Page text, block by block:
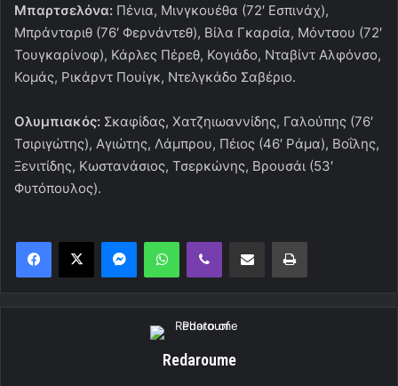
Μπαρτσελόνα: Πένια, Μινγκουέθα (72′ Εσπινάχ),
Μπράνταριθ (76′ Φερνάντεθ), Βίλα Γκαρσία, Μόντσου (72′
Τουγκαρίνοφ), Κάρλες Πέρεθ, Κογιάδο, Νταβίντ Αλφόνσο,
Κομάς, Ρικάρντ Πουίγκ, Ντελγκάδο Σαβέριο.
Ολυμπιακός: Σκαφίδας, Χατζηιωαννίδης, Γαλούπης (76′
Τσιριγώτης), Αγιώτης, Λάμπρου, Πέιος (46′ Ράμα), Βοΐλης,
Ξενιτίδης, Κωστανάσιος, Τσερκώνης, Βρουσάι (53′
Φυτόπουλος).
MessengerWhatsAppViber Κοινοποίηση μέσω ηλεκτρονικού ταχυδρομείουΕκτύπωση
Redaroume